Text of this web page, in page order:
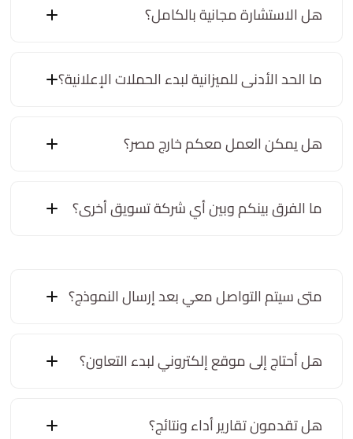
هل الاستشارة مجانية بالكامل؟
ما الحد الأدنى للميزانية لبدء الحملات الإعلانية؟
هل يمكن العمل معكم خارج مصر؟
ما الفرق بينكم وبين أي شركة تسويق أخرى؟
متى سيتم التواصل معي بعد إرسال النموذج؟
هل أحتاج إلى موقع إلكتروني لبدء التعاون؟
هل تقدمون تقارير أداء ونتائج؟